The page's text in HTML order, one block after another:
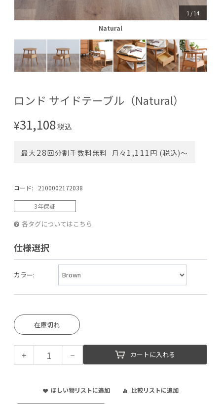
1 /14
Natural
ロンド サイドテーブル（Natural）
¥31,108税込
最大28回分割手数料無料 月々 1,111 円 (税込)〜
コード: 2100002172038
3年保証
各タグについてはこちら
仕様選択
カラー:
在庫切れ
+ − カートに入れる
ほしい物リストに追加 比較リストに追加